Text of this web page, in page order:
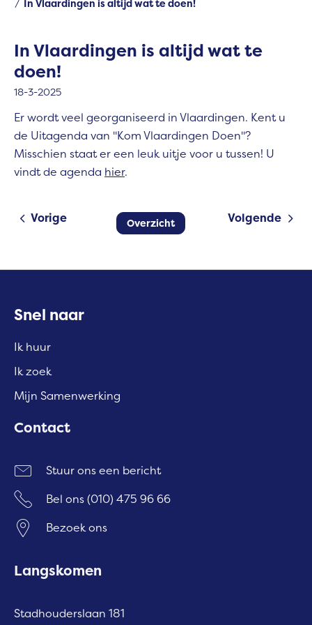
In Vlaardingen is altijd wat te doen!
In Vlaardingen is altijd wat te
doen!
18-3-2025
Er wordt veel georganiseerd in Vlaardingen. Kent u
de Uitagenda van "Kom Vlaardingen Doen"?
Misschien staat er een leuk uitje voor u tussen! U
vindt de agenda hier.
Volgende
Overzicht
Vorige
Contactinformatie
Snel naar
Ik huur
Ik zoek
Mijn Samenwerking
Contact
Stuur ons een bericht
Bel ons(010) 475 96 66
Bezoek ons
Langskomen
Stadhouderslaan 181